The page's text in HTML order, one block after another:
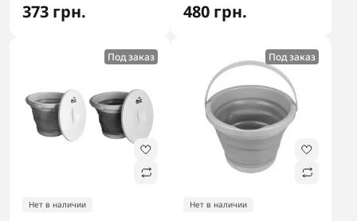
373 грн. 480 грн.
Под заказ
Нет в наличии
Под заказ
Нет в наличии